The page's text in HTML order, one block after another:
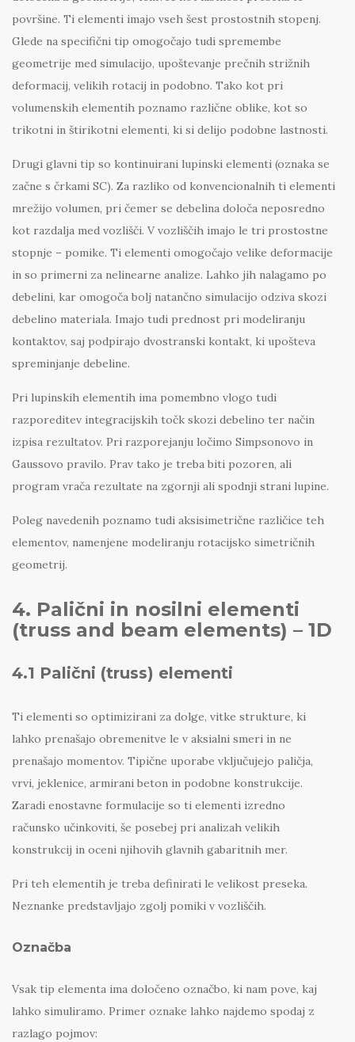
površine. Ti elementi imajo vseh šest prostostnih stopenj.
Glede na specifični tip omogočajo tudi spremembe
geometrije med simulacijo, upoštevanje prečnih strižnih
deformacij, velikih rotacij in podobno. Tako kot pri
volumenskih elementih poznamo različne oblike, kot so
trikotni in štirikotni elementi, ki si delijo podobne lastnosti.
Drugi glavni tip so kontinuirani lupinski elementi (oznaka se
začne s črkami SC). Za razliko od konvencionalnih ti elementi
mrežijo volumen, pri čemer se debelina določa neposredno
kot razdalja med vozlišči. V vozliščih imajo le tri prostostne
stopnje – pomike. Ti elementi omogočajo velike deformacije
in so primerni za nelinearne analize. Lahko jih nalagamo po
debelini, kar omogoča bolj natančno simulacijo odziva skozi
debelino materiala. Imajo tudi prednost pri modeliranju
kontaktov, saj podpirajo dvostranski kontakt, ki upošteva
spreminjanje debeline.
Pri lupinskih elementih ima pomembno vlogo tudi
razporeditev integracijskih točk skozi debelino ter način
izpisa rezultatov. Pri razporejanju ločimo Simpsonovo in
Gaussovo pravilo. Prav tako je treba biti pozoren, ali
program vrača rezultate na zgornji ali spodnji strani lupine.
Poleg navedenih poznamo tudi aksisimetrične različice teh
elementov, namenjene modeliranju rotacijsko simetričnih
geometrij.
4. Palični in nosilni elementi
(truss and beam elements) – 1D
4.1 Palični (truss) elementi
Ti elementi so optimizirani za dolge, vitke strukture, ki
lahko prenašajo obremenitve le v aksialni smeri in ne
prenašajo momentov. Tipične uporabe vključujejo paličja,
vrvi, jeklenice, armirani beton in podobne konstrukcije.
Zaradi enostavne formulacije so ti elementi izredno
računsko učinkoviti, še posebej pri analizah velikih
konstrukcij in oceni njihovih glavnih gabaritnih mer.
Pri teh elementih je treba definirati le velikost preseka.
Neznanke predstavljajo zgolj pomiki v vozliščih.
Označba
Vsak tip elementa ima določeno označbo, ki nam pove, kaj
lahko simuliramo. Primer oznake lahko najdemo spodaj z
razlago pojmov: